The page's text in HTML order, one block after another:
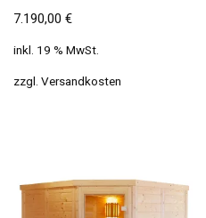
7.190,00 €
inkl. 19 % MwSt.
zzgl. Versandkosten